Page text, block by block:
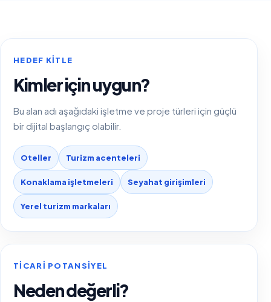
HEDEF KITLE
Kimler için uygun?
Bu alan adı aşağıdaki işletme ve proje türleri için güçlü
bir dijital başlangıç olabilir.
Oteller Turizm acenteleri
Konaklama işletmeleri Seyahat girişimleri
Yerel turizm markaları
TICARI POTANSIYEL
Neden değerli?